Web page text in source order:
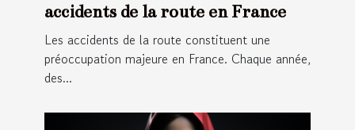
accidents de la route en France
Les accidents de la route constituent une
préoccupation majeure en France. Chaque année,
des...